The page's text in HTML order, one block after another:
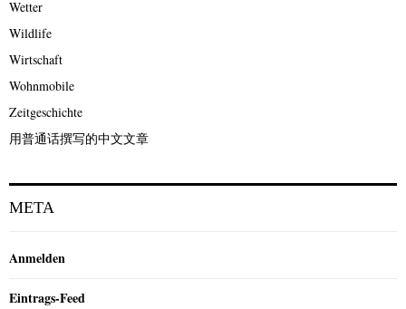
Wetter
Wildlife
Wirtschaft
Wohnmobile
Zeitgeschichte
用普通话撰写的中文文章
META
Anmelden
Eintrags-Feed